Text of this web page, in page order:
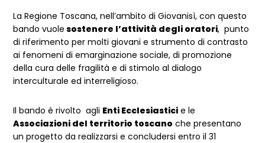
La Regione Toscana, nell’ambito di Giovanisì, con questo
bando vuole sostenere l’attività degli oratori, punto
di riferimento per molti giovani e strumento di contrasto
ai fenomeni di emarginazione sociale, di promozione
della cura delle fragilità e di stimolo al dialogo
interculturale ed interreligioso.
Il bando è rivolto agli Enti Ecclesiastici e le
Associazioni del territorio toscano che presentano
un progetto da realizzarsi e concludersientro il 31